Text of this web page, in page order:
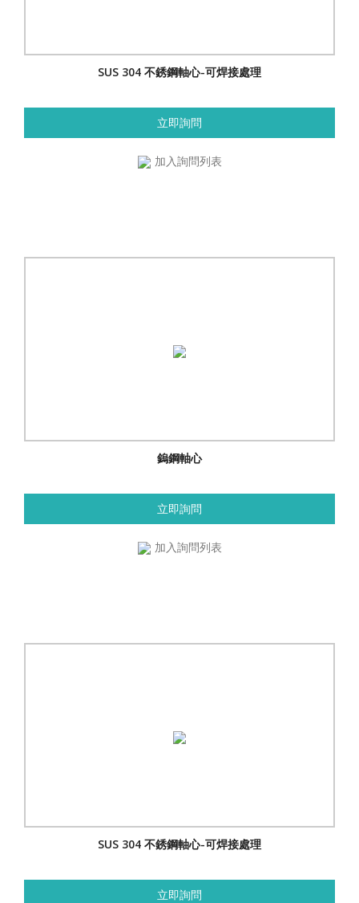
SUS 304 不銹鋼軸心-可焊接處理
立即詢問
加入詢問列表
鎢鋼軸心
立即詢問
加入詢問列表
SUS 304 不銹鋼軸心-可焊接處理
立即詢問